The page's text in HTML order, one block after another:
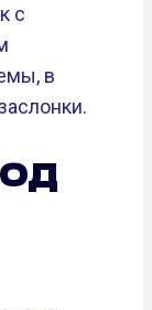
с
в